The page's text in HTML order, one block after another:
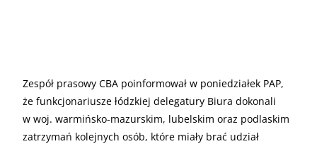
Zespół prasowy CBA poinformował w poniedziałek PAP,
że funkcjonariusze łódzkiej delegatury Biura dokonali
w woj. warmińsko-mazurskim, lubelskim oraz podlaskim
zatrzymań kolejnych osób, które miały brać udział